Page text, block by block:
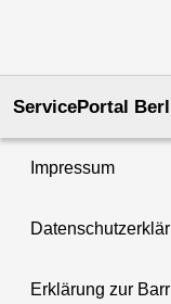
ServicePortal
Impressum
Erklärung zur